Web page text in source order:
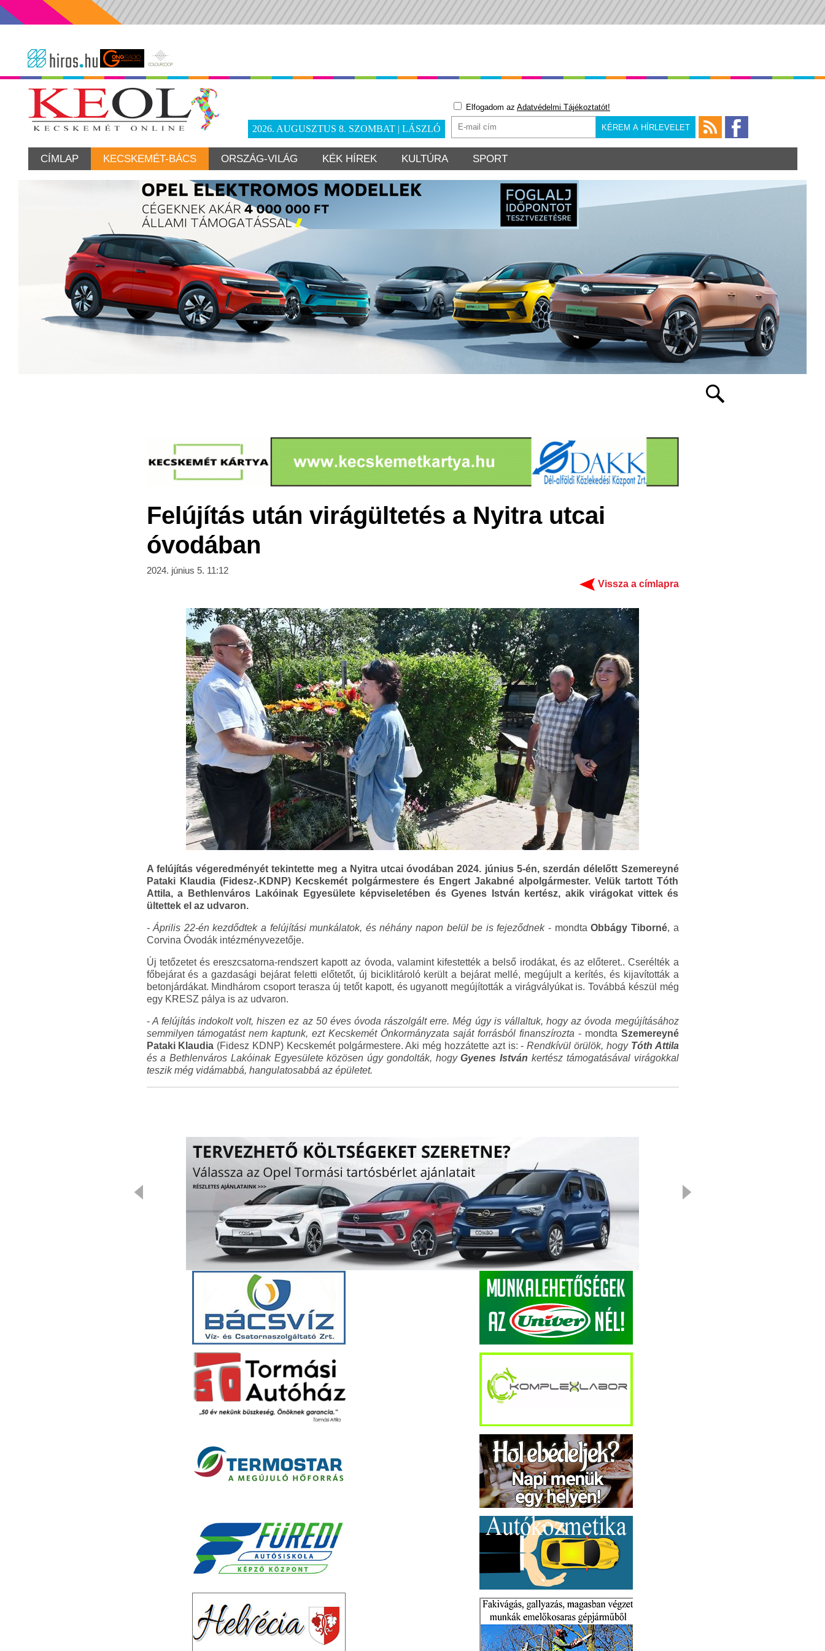
2026. AUGUSZTUS 8. SZOMBAT | LÁSZLÓ
Elfogadom az Adatvédelmi Tájékoztatót!
CÍMLAP KECSKEMÉT-BÁCS ORSZÁG-VILÁG KÉK HÍREK KULTÚRA SPORT
Felújítás után virágültetés a Nyitra utcai
óvodában
2024. június 5. 11:12
Vissza a címlapra
A felújítás végeredményét tekintette meg a Nyitra utcai óvodában 2024. június 5-én, szerdán délelőtt Szemereyné
Pataki Klaudia (Fidesz-.KDNP) Kecskemét polgármestere és Engert Jakabné alpolgármester. Velük tartott Tóth
Attila, a Bethlenváros Lakóinak Egyesülete képviseletében és Gyenes István kertész, akik virágokat vittek és
ültettek el az udvaron.
- Április 22-én kezdődtek a felújítási munkálatok, és néhány napon belül be is fejeződnek- mondtaObbágy Tiborné, a
Corvina Óvodák intézményvezetője.
Új tetőzetet és ereszcsatorna-rendszert kapott az óvoda, valamint kifestették a belső irodákat, és az előteret.. Cserélték a
főbejárat és a gazdasági bejárat feletti előtetőt, új biciklitároló került a bejárat mellé, megújult a kerítés, és kijavították a
betonjárdákat. Mindhárom csoport terasza új tetőt kapott, és ugyanott megújították a virágvályúkat is. Továbbá készül még
egy KRESZ pálya is az udvaron.
-A felújítás indokolt volt, hiszen ez az 50 éves óvoda rászolgált erre. Még úgy is vállaltuk, hogy az óvoda megújításához
semmilyen támogatást nem kaptunk, ezt Kecskemét Önkormányzata saját forrásból finanszírozta- mondta Szemereyné
Pataki Klaudia (Fidesz KDNP) Kecskemét polgármestere. Aki még hozzátette azt is: -Rendkívül örülök, hogy Tóth Attila
és a Bethlenváros Lakóinak Egyesülete közösen úgy gondolták, hogyGyenes István kertész támogatásával virágokkal
teszik még vidámabbá, hangulatosabbá az épületet.